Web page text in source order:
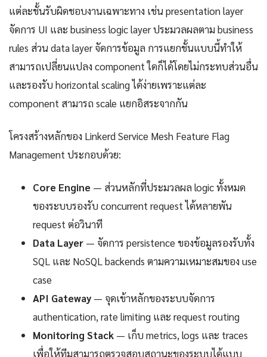
แต่ละชั้นรับผิดชอบงานเฉพาะทาง เช่น presentation layer
จัดการ UI และ business logic layer ประมวลผลตาม business
rules ส่วน data layer จัดการข้อมูล การแยกชั้นแบบนี้ทำให้
สามารถเปลี่ยนแปลง component ใดก็ได้โดยไม่กระทบส่วนอื่น
และรองรับ horizontal scaling ได้ง่ายเพราะแต่ละ
component สามารถ scale แยกอิสระจากกัน
โครงสร้างหลักของ Linkerd Service Mesh Feature Flag
Management ประกอบด้วย:
Core Engine — ส่วนหลักที่ประมวลผล logic ทั้งหมด
ของระบบรองรับ concurrent request ได้หลายพัน
request ต่อวินาที
Data Layer — จัดการ persistence ของข้อมูลรองรับทั้ง
SQL และ NoSQL backends ตามความเหมาะสมของ use
case
API Gateway — จุดเข้าหลักของระบบจัดการ
authentication, rate limiting และ request routing
Monitoring Stack — เก็บ metrics, logs และ traces
เพื่อให้ทีมสามารถตรวจสอบสถานะของระบบได้แบบ